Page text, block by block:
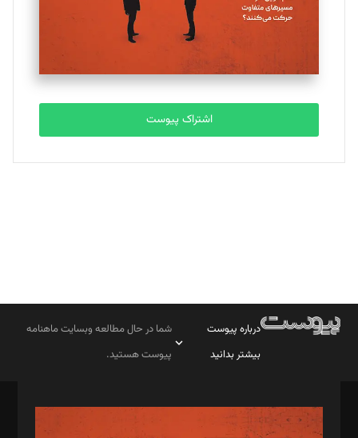
تحریریه
مصطفی مسجدی آرانی
تحریریه
بابک نقاش
تحریریه
اشتراک پیوست
درباره پیوست
بیشتر بدانید
شما در حال مطالعه وبسایت ماهنامه
پیوست هستید.
مدیر مسئول: محمدباقر اثنی‌عشری